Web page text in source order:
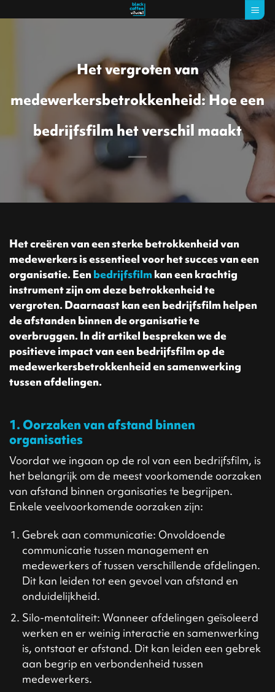
naar
Het vergroten van
medewerkersbetrokkenheid: Hoe een
bedrijfsfilm het verschil maakt
Het creëren van een sterke betrokkenheid van
medewerkers is essentieel voor het succes van een
organisatie. Een bedrijfsfilm kan een krachtig
instrument zijn om deze betrokkenheid te
vergroten. Daarnaast kan een bedrijfsfilm helpen
de afstanden binnen de organisatie te
overbruggen. In dit artikel bespreken we de
positieve impact van een bedrijfsfilm op de
medewerkersbetrokkenheid en samenwerking
tussen afdelingen.
1. Oorzaken van afstand binnen
organisaties
Voordat we ingaan op de rol van een bedrijfsfilm, is
het belangrijk om de meest voorkomende oorzaken
van afstand binnen organisaties te begrijpen.
Enkele veelvoorkomende oorzaken zijn:
Gebrek aan communicatie: Onvoldoende
communicatie tussen management en
medewerkers of tussen verschillende afdelingen.
Dit kan leiden tot een gevoel van afstand en
onduidelijkheid.
Silo-mentaliteit: Wanneer afdelingen geïsoleerd
werken en er weinig interactie en samenwerking
is, ontstaat er afstand. Dit kan leiden een gebrek
aan begrip en verbondenheid tussen
medewerkers.